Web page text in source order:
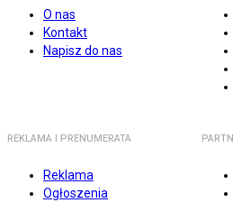
O nas
Kontakt
Napisz do nas
REKLAMA I PRENUMERATA
Reklama
Ogłoszenia